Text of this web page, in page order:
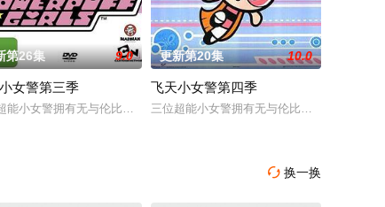
们。
孩力量”守护家园和身边的小镇居民们。
村（The City of Townsville）的都市，飞天小女警则
第26集 9.0
女警第三季
能小女警拥有无与伦比的超级力量，她们在睡前打击犯罪，用自己的“女
更新第20集 10.0
飞天小女警第四季
三位超能小女警拥有无与伦比的超级力量，
 换一换